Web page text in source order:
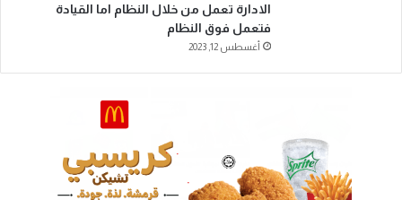
الادارة تعمل من خلال النظام اما القيادة
فتعمل فوق النظام
أغسطس 12, 2023